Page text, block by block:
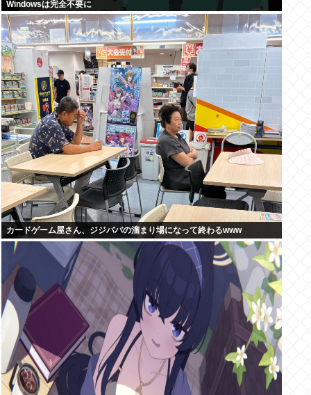
Windowsは完全不要に
カードゲーム屋さん、ジジババの溜まり場になって終わるwww